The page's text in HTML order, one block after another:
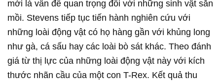
mới là vấn đề quan trọng đối với những sinh vật săn
mồi. Stevens tiếp tục tiến hành nghiên cứu với
những loài động vật có họ hàng gần với khủng long
như gà, cá sấu hay các loài bò sát khác. Theo đánh
giá từ thị lực của những loài động vật này với kích
thước nhãn cầu của một con T-Rex. Kết quả thu